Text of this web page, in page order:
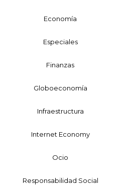
Economía
Especiales
Finanzas
Globoeconomía
Infraestructura
Internet Economy
Ocio
Responsabilidad Social